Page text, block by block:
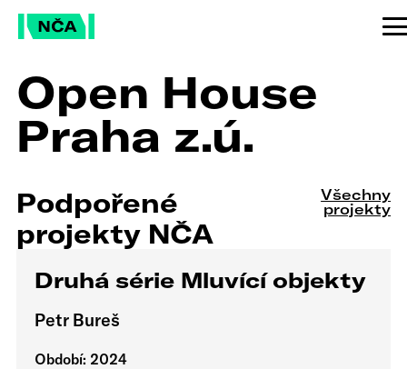
Open House
Praha z.ú.
Podpořené
projekty NČA
Všechny
projekty
Druhá série Mluvící objekty
Petr Bureš
Období: 2024